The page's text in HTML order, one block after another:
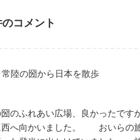
のコメント
常陸の圀から日本を散歩
圀のふれあい広場、良かったで
西へ向かいました。 おいらの旅